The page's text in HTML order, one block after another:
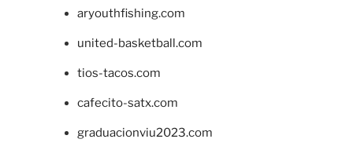
aryouthfishing.com
united-basketball.com
tios-tacos.com
cafecito-satx.com
graduacionviu2023.com